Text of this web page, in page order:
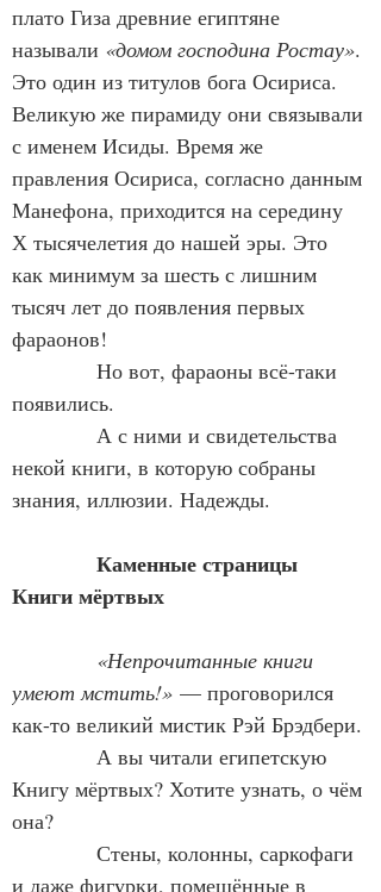
плато Гиза древние египтяне
называли «домом господина Ростау».
Это один из титулов бога Осириса.
Великую же пирамиду они связывали
с именем Исиды. Время же
правления Осириса, согласно данным
Манефона, приходится на середину
Х тысячелетия до нашей эры. Это
как минимум за шесть с лишним
тысяч лет до появления первых
фараонов!
Но вот, фараоны всё-таки
появились.
А с ними и свидетельства
некой книги, в которую собраны
знания, иллюзии. Надежды.
Каменные страницы
Книги мёртвых
«Непрочитанные книги
умеют мстить!» — проговорился
как-то великий мистик Рэй Брэдбери.
А вы читали египетскую
Книгу мёртвых? Хотите узнать, о чём
она?
Стены, колонны, саркофаги
и даже фигурки, помещённые в